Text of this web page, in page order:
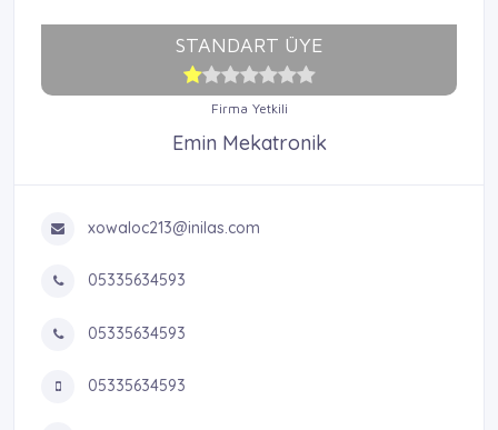
STANDART ÜYE
Firma Yetkili
Emin Mekatronik
xowaloc213@inilas.com
05335634593
05335634593
05335634593